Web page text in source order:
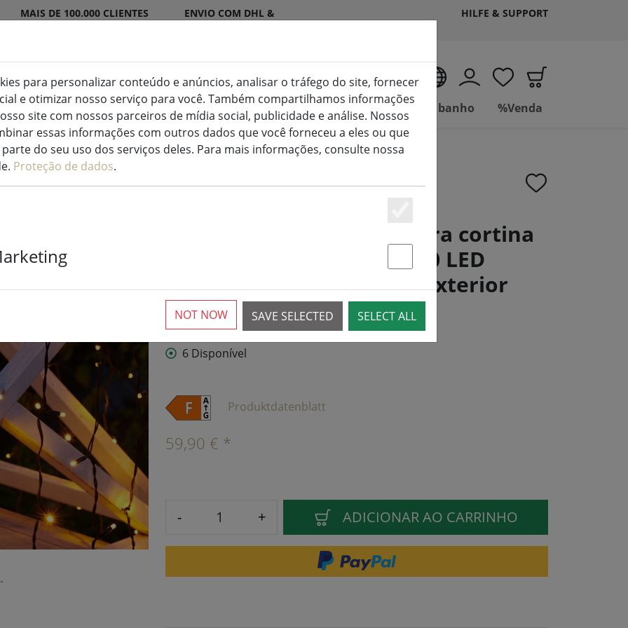
MAIS DE 100.000 CLIENTES
ENVIO COM DHL &
HILFE & SUPPORT
PT
para interior e exterior
Cozinha e alimentação Viver Casa de banho %Venda
de fadas
Conjunto de arranque para cortina
de luz Sirius Tech-Line 100 LED
branco quente 1,5 x 2 m exterior
230V preto
6 Disponível
Produktdatenblatt
59,90 € *
- + ADICIONAR AO CARRINHO
para personalizar conteúdo e anúncios, analisar o tráfego do site, fornecer
e otimizar nosso serviço para você. Também compartilhamos informações
site com nossos parceiros de mídia social, publicidade e análise. Nossos
essas informações com outros dados que você forneceu a eles ou que
do seu uso dos serviços deles. Para mais informações, consulte nossa
Proteção de dados.
Essenziell
Statstik & Marketing
SAVE SELECTED SELECT ALL
NOT NOW